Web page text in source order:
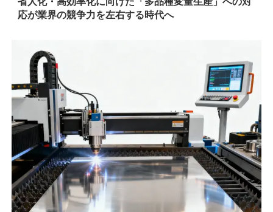
応が業界の競争力を左右する時代へ